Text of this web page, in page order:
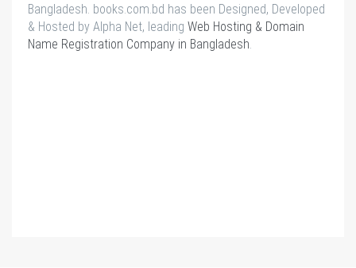
Bangladesh. books.com.bd has been Designed, Developed
& Hosted by Alpha Net, leading Web Hosting & Domain
Name Registration Company in Bangladesh